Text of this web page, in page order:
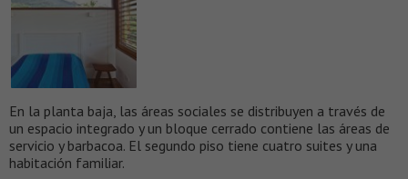
En la planta baja, las áreas sociales se distribuyen a través de
un espacio integrado y un bloque cerrado contiene las áreas de
servicio y barbacoa. El segundo piso tiene cuatro suites y una
habitación familiar.